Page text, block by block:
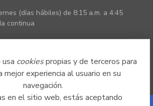
cookiespropias y de terceros para
mejor experiencia al usuario en su
navegación.
en el sitio web, estás aceptando
(días hábiles) de 8:15 a.m. a 4:45
continua